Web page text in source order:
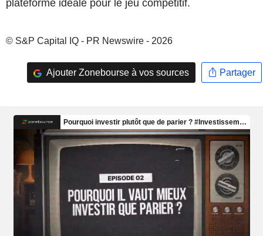
plateforme idéale pour le jeu compétitif.
© S&P Capital IQ - PR Newswire - 2026
Ajouter Zonebourse à vos sources Partager